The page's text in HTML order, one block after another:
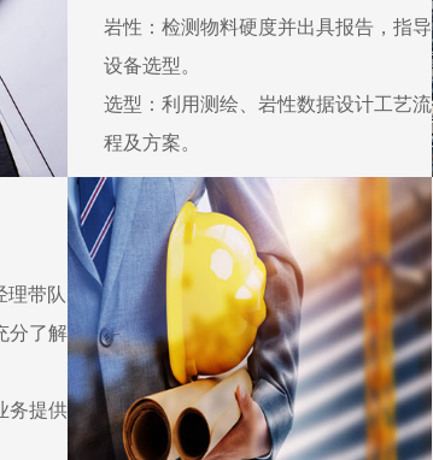
理带队
分了解
务提供
岩性：检测物料硬度并出具报告，指导
设备选型。
选型：利用测绘、岩性数据设计工艺流
程及方案。